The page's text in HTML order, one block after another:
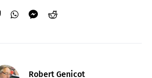
Robert Genicot